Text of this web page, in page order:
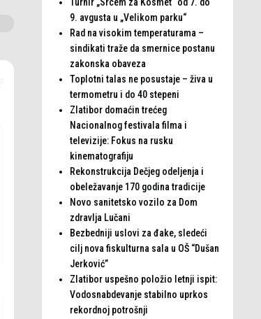
9. avgusta u „Velikom parku“
Rad na visokim temperaturama –
sindikati traže da smernice postanu
zakonska obaveza
Toplotni talas ne posustaje – živa u
termometru i do 40 stepeni
Zlatibor domaćin trećeg
Nacionalnog festivala filma i
televizije: Fokus na rusku
kinematografiju
Rekonstrukcija Dečjeg odeljenja i
obeležavanje 170 godina tradicije
Novo sanitetsko vozilo za Dom
zdravlja Lučani
Bezbedniji uslovi za đake, sledeći
cilj nova fiskulturna sala u OŠ “Dušan
Jerković”
Zlatibor uspešno položio letnji ispit:
Vodosnabdevanje stabilno uprkos
rekordnoj potrošnji